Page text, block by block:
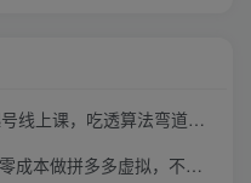
，吃透算法弯道超车（2026年6月）
虚拟，不用手动发货，不用聊客服，轻松月入五位数！